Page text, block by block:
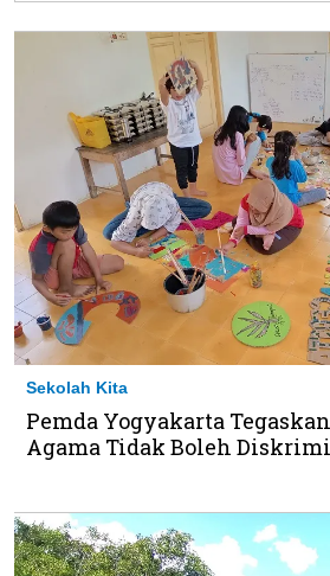
Sekolah Kita
Pemda Yogyakarta
Agama Tidak Boleh